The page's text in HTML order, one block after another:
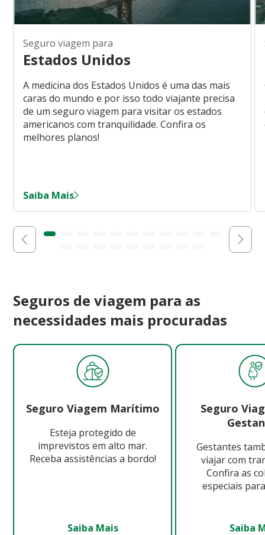
Seguro viagem para
Estados Unidos
A medicina dos Estados Unidos é uma das mais
caras do mundo e por isso todo viajante precisa
de um seguro viagem para visitar os estados
americanos com tranquilidade. Confira os
melhores planos!
Saiba Mais
Seguros de viagem para as
necessidades mais procuradas
Seguro Viagem Marítimo
Esteja protegido de
imprevistos em alto mar.
Receba assistências a bordo!
Saiba Mais
Seguro
Gestantes
viajar com
Confira as
especiais
Saiba